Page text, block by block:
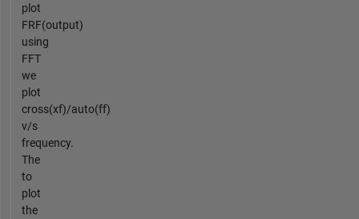
plot
FRF(output)
using
FFT
we
plot
cross(xf)/auto(ff)
v/s
frequency.
The
to
plot
the